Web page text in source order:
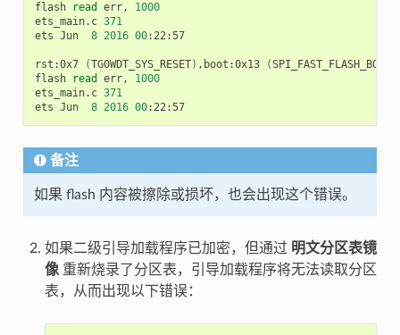
flash
read err,
1000
ets_main.c 371
ets Jun 8 2016 00:22:57
rst:0x7 (TG0WDT_SYS_RESET) ,boot:0x13 (SPI_FAST_FLASH_BOOT
flash
read err,
1000
ets_main.c 371
ets Jun 8 2016 00 :22:57
备注
如果 flash 内容被擦除或损坏，也会出现这个错误。
如果二级引导加载程序已加密，但通过 明文分区表镜
像重新烧录了分区表，引导加载程序将无法读取分区
表，从而出现以下错误：